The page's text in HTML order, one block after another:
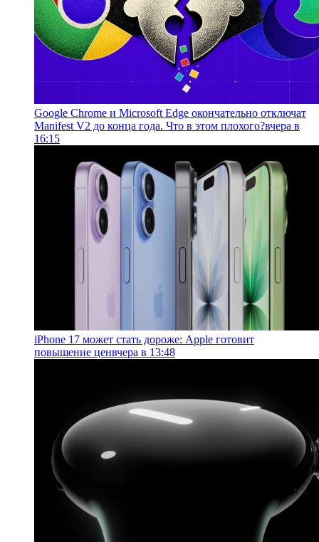
Google Chrome и Microsoft Edge окончательно отключат
Manifest V2 до конца года. Что в этом плохого?вчера в
16:15
iPhone 17 может стать дороже: Apple готовит
повышение ценвчера в 13:48